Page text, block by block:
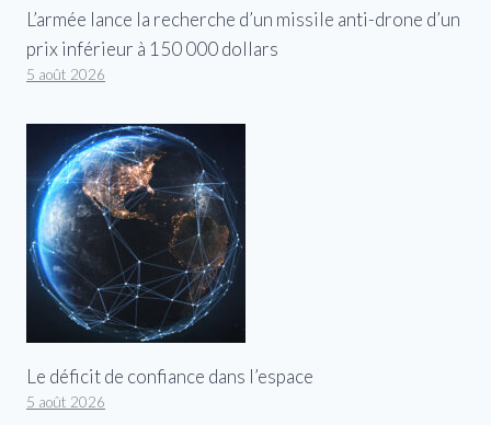
L’armée lance la recherche d’un missile anti-drone d’un
prix inférieur à 150 000 dollars
5 août 2026
Le déficit de confiance dans l’espace
5 août 2026